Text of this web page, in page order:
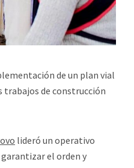
de un plan vial
trabajos de construcción
lideró un operativo
el orden y